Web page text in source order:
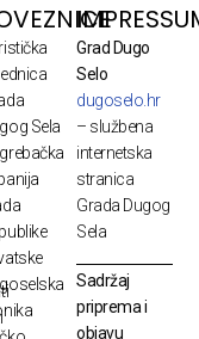
Sela
Grad Dugo
Selo
dugoselo.hr
– službena
internetska
stranica
Grada Dugog
Sela
Sadržaj
priprema i
objavu